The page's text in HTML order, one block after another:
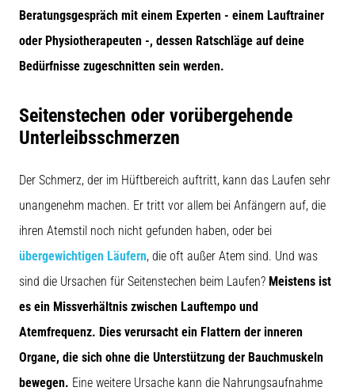
Beratungsgespräch mit einem Experten - einem Lauftrainer
oder Physiotherapeuten -, dessen Ratschläge auf deine
Bedürfnisse zugeschnitten sein werden.
Seitenstechen oder vorübergehende
Unterleibsschmerzen
Der Schmerz, der im Hüftbereich auftritt, kann das Laufen sehr
unangenehm machen. Er tritt vor allem bei Anfängern auf, die
ihren Atemstil noch nicht gefunden haben, oder bei
übergewichtigen Läufern, die oft außer Atem sind. Und was
sind die Ursachen für Seitenstechen beim Laufen? Meistens ist
es ein Missverhältnis zwischen Lauftempo und
Atemfrequenz. Dies verursacht ein Flattern der inneren
Organe, die sich ohne die Unterstützung der Bauchmuskeln
bewegen. Eine weitere Ursache kann die Nahrungsaufnahme